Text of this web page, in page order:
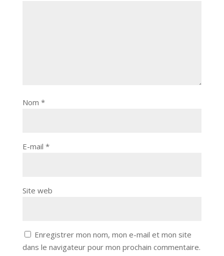
Nom *
E-mail *
Site web
Enregistrer mon nom, mon e-mail et mon site
dans le navigateur pour mon prochain commentaire.